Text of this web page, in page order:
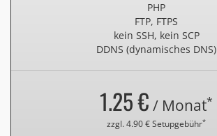
PHP
FTP, FTPS
kein SSH, kein SCP
DDNS (dynamisches DNS)
1.25 € / Monat*
zzgl. 4.90 € Setupgebühr*